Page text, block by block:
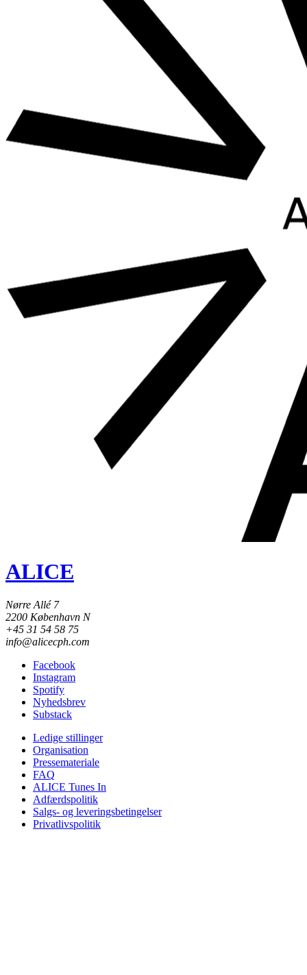
ALICE
Nørre Allé 7
2200 København N
+45 31 54 58 75
info@alicecph.com
Facebook
Instagram
Spotify
Nyhedsbrev
Substack
Ledige stillinger
Organisation
Pressemateriale
FAQ
ALICE Tunes In
Adfærdspolitik
Salgs- og leveringsbetingelser
Privatlivspolitik